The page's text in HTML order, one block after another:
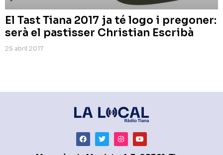
El Tast Tiana 2017 ja té logo i pregoner:
serà el pastisser Christian Escribà
25 abril 2017